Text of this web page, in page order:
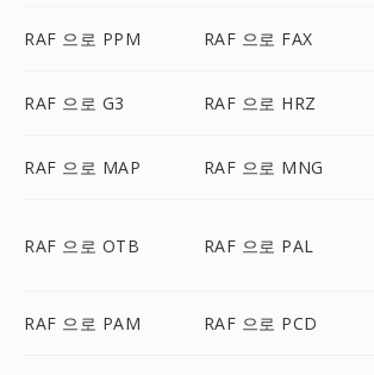
RAF 으로 PPM RAF 으로 FAX
RAF 으로 G3 RAF 으로 HRZ
RAF 으로 MAP RAF 으로 MNG
RAF 으로 OTB RAF 으로 PAL
RAF 으로 PAM RAF 으로 PCD